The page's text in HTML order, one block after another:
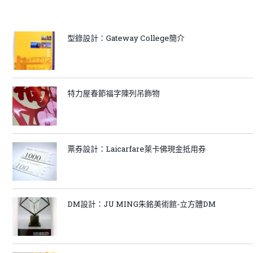
型錄設計：Gateway College簡介
特力屋春節福字陳列吊飾物
票券設計：Laicarfare萊卡佛現金抵用券
DM設計：JU MING朱銘美術館-立方體DM